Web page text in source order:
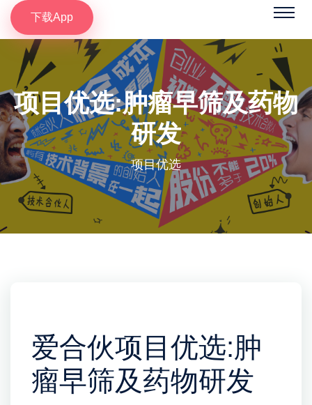
下载App
项目优选:肿瘤早筛及药物
研发
项目优选
爱合伙项目优选:肿
瘤早筛及药物研发